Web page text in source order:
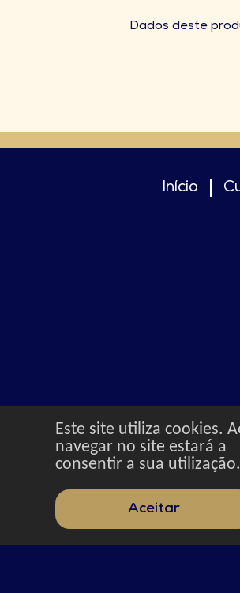
Este site utiliza cookies.
navegar no site estará a
consentir a sua utilização.
Aceitar
Dados deste
Início